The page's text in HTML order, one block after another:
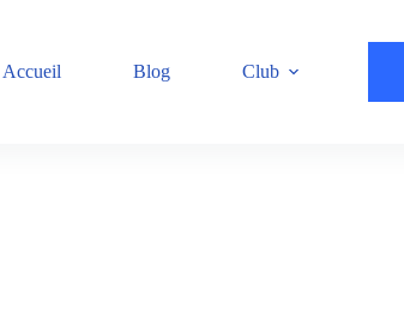
Accueil Blog Club